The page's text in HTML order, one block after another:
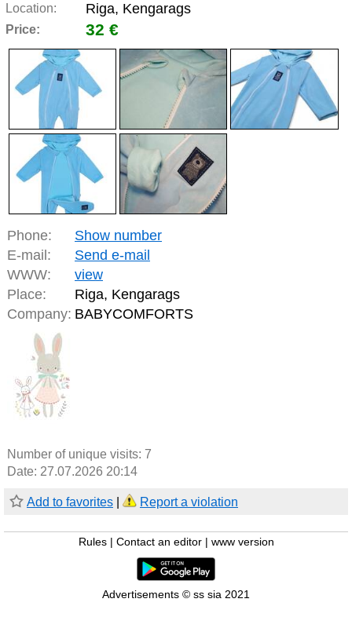
Location: Riga, Kengarags
Price: 32 €
Phone:
Show number
E-mail:
Send e-mail
WWW:
view
Place:
Riga, Kengarags
Company: BABYCOMFORTS
Number of unique visits: 7
Date: 27.07.2026 20:14
Add to favorites Report a violation
Rules Contact an editor www version
Advertisements © ss sia 2021